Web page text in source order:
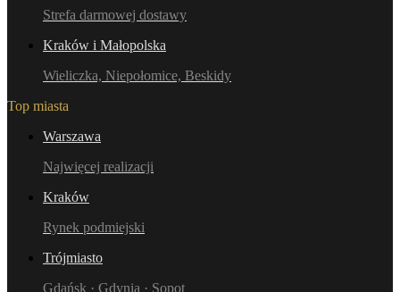
Strefa darmowej dostawy
Kraków i Małopolska
Wieliczka, Niepołomice, Beskidy
Top miasta
Warszawa
Najwięcej realizacji
Kraków
Rynek podmiejski
Trójmiasto
Gdańsk · Gdynia · Sopot